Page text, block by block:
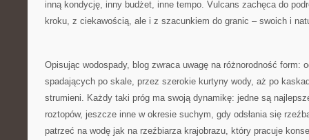
inną kondycję, inny budżet, inne tempo. Vulcans zachęca do
kroku, z ciekawością, ale i z szacunkiem do granic – swoich i
Opisując wodospady, blog zwraca uwagę na różnorodność form:
spadających po skale, przez szerokie kurtyny wody, aż po
strumieni. Każdy taki próg ma swoją dynamikę: jedne są
roztopów, jeszcze inne w okresie suchym, gdy odsłania się
patrzeć na wodę jak na rzeźbiarza krajobrazu, który pracuje